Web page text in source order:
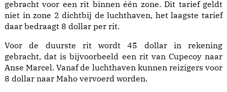
gebracht voor een rit binnen één zone. Dit tarief geldt
niet in zone 2 dichtbij de luchthaven, het laagste tarief
daar bedraagt 8 dollar per rit.
Voor de duurste rit wordt 45 dollar in rekening
gebracht, dat is bijvoorbeeld een rit van Cupecoy naar
Anse Marcel. Vanaf de luchthaven kunnen reizigers voor
8 dollar naar Maho vervoerd worden.